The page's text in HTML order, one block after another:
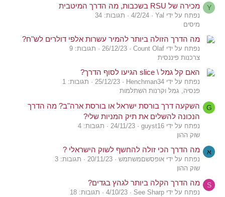
Y מכירה של RSU בשכבות, מה הדרך המיטבית
נפתח על ידי Yal 4/2/24
תגובות: 34
מיסים
מה הדרך הזולה ביותר להמיר עשרות אלפי דולרים לש"ח?
נפתח על ידי Count Olaf 26/12/23
תגובות: 9
צרכנות פיננסית
האם קל גמל \ slice הגיעו לסוף הדרך?
נפתח על ידי Henchman34 25/12/23
תגובות: 1
פנסיה, גמל וקרנות השתלמות
G
השקעה דרך בורסת ישראל או בורסת ארה"ב? מה הדרך
הנכונה להשלים את תיק המניות שלי?
נפתח על ידי guyst16 24/11/23
תגובות: 4
שוק ההון
א מה הדרך הכי זולה להחשף לשוק הישראלי ?
נפתח על ידי אופסשםמשתמש 20/11/23
תגובות: 3
שוק ההון
S מה הדרך הקלה ביותר לגהץ בגדים?
נפתח על ידי See Sharp 4/10/23
תגובות: 18